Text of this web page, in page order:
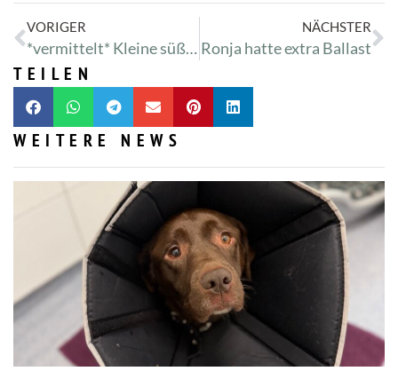
VORIGER
*vermittelt* Kleine süße Ronja hat die Koffer gepackt :-)
NÄCHSTER
Ronja hatte extra Ballast
TEILEN
WEITERE NEWS